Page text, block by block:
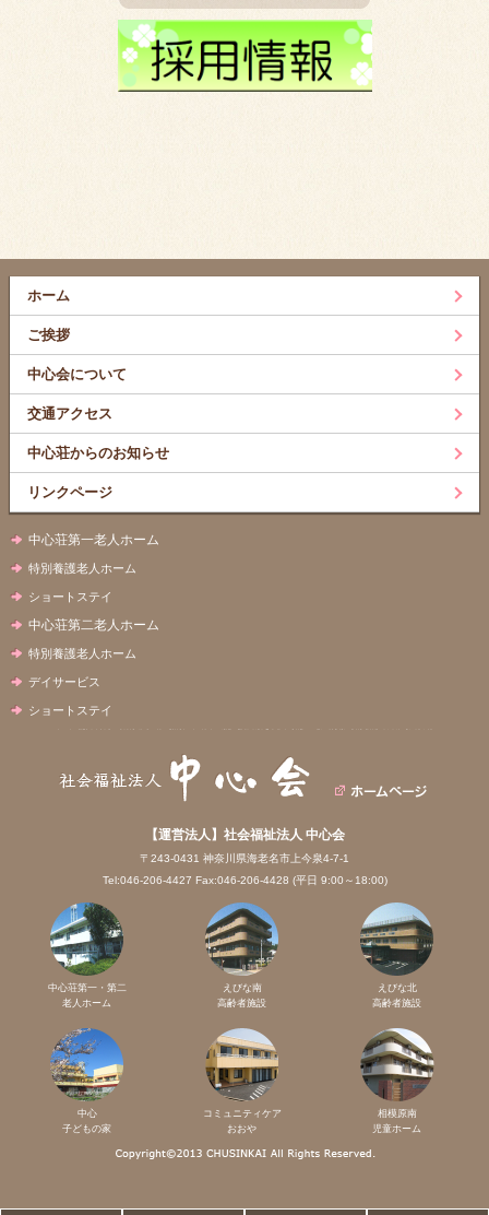
ホーム
ご挨拶
中心会について
交通アクセス
中心荘からのお知らせ
リンクページ
中心荘第一老人ホーム
特別養護老人ホーム
ショートステイ
中心荘第二老人ホーム
特別養護老人ホーム
デイサービス
ショートステイ
【運営法人】社会福祉法人 中心会
〒243-0431 神奈川県海老名市上今泉4-7-1
Tel:046-206-4427 Fax:046-206-4428 (平日 9:00～18:00)
中心荘第一・第二
老人ホーム
えびな南
高齢者施設
えびな北
高齢者施設
中心
子どもの家
コミュニティケア
おおや
相模原南
児童ホーム